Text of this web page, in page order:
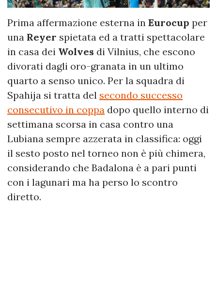
Prima affermazione esterna in Eurocup per
una Reyer spietata ed a tratti spettacolare
in casa dei Wolves di Vilnius, che escono
divorati dagli oro-granata in un ultimo
quarto a senso unico. Per la squadra di
Spahija si tratta del secondo successo
consecutivo in coppa dopo quello interno di
settimana scorsa in casa contro una
Lubiana sempre azzerata in classifica: oggi
il sesto posto nel torneo non è più chimera,
considerando che Badalona è a pari punti
con i lagunari ma ha perso lo scontro
diretto.